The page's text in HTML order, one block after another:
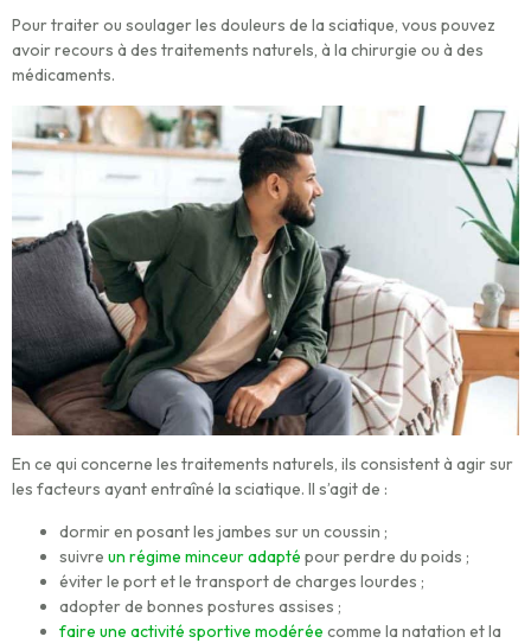
Pour traiter ou soulager les douleurs de la sciatique, vous pouvez
avoir recours à des traitements naturels, à la chirurgie ou à des
médicaments.
En ce qui concerne les traitements naturels, ils consistent à agir sur
les facteurs ayant entraîné la sciatique. Il s’agit de :
dormir en posant les jambes sur un coussin ;
suivre un régime minceur adapté pour perdre du poids ;
éviter le port et le transport de charges lourdes ;
adopter de bonnes postures assises ;
faire une activité sportive modérée comme la natation et la